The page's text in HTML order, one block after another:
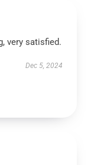
very satisfied.
Dec 5, 2024